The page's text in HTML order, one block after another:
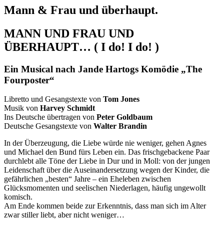
Mann & Frau und überhaupt.
MANN UND FRAU UND
ÜBERHAUPT… ( I do! I do! )
Ein Musical nach Jande Hartogs Komödie „The
Fourposter“
Libretto und Gesangstexte von Tom Jones
Musik von Harvey Schmidt
Ins Deutsche übertragen von Peter Goldbaum
Deutsche Gesangstexte von Walter Brandin
In der Überzeugung, die Liebe würde nie weniger, gehen Agnes
und Michael den Bund fürs Leben ein. Das frischgebackene Paar
durchlebt alle Töne der Liebe in Dur und in Moll: von der jungen
Leidenschaft über die Auseinandersetzung wegen der Kinder, die
gefährlichen „besten“ Jahre – ein Eheleben zwischen
Glücksmomenten und seelischen Niederlagen, häufig ungewollt
komisch.
Am Ende kommen beide zur Erkenntnis, dass man sich im Alter
zwar stiller liebt, aber nicht weniger…